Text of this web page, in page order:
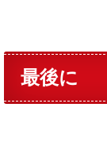
最後に